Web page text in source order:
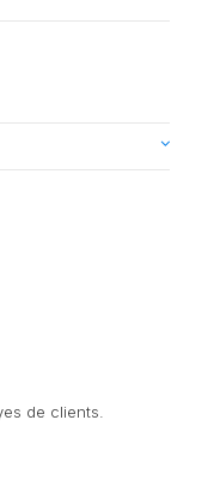
de clients.